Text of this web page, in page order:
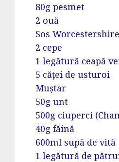
80g pesmet
2 ouă
Sos Worcestershire
2 cepe
1 legătură ceapă
5 căței de usturoi
Muștar
50g unt
500g ciuperci
40g făină
600ml supă de vită
1 legătură de